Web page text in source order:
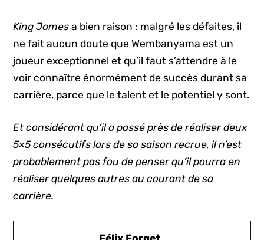
King James a bien raison : malgré les défaites, il
ne fait aucun doute que Wembanyama est un
joueur exceptionnel et qu’il faut s’attendre à le
voir connaître énormément de succès durant sa
carrière, parce que le talent et le potentiel y sont.
Et considérant qu’il a passé près de réaliser deux
5×5 consécutifs lors de sa saison recrue, il n’est
probablement pas fou de penser qu’il pourra en
réaliser quelques autres au courant de sa
carrière.